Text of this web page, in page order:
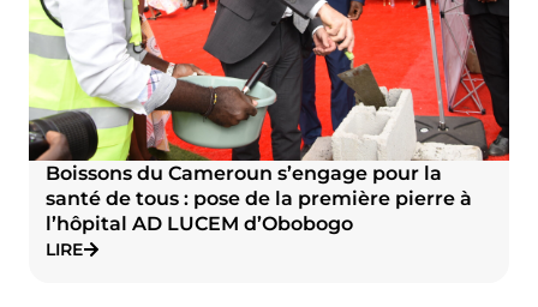
Boissons du Cameroun s’engage pour la
santé de tous : pose de la première pierre à
l’hôpital AD LUCEM d’Obobogo
LIRE